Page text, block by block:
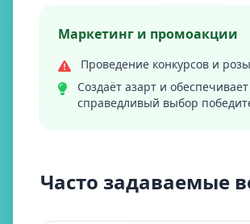
Маркетинг и промоакции
Проведение конкурсов и
Создаёт азарт и обеспечивает
справедливый выбор
Часто задаваемые